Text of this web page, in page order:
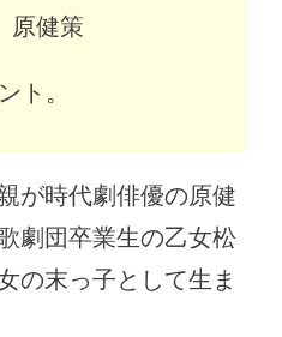
原健策
ト。
が時代劇俳優の原健
劇団卒業生の乙女松
の末っ子として生ま